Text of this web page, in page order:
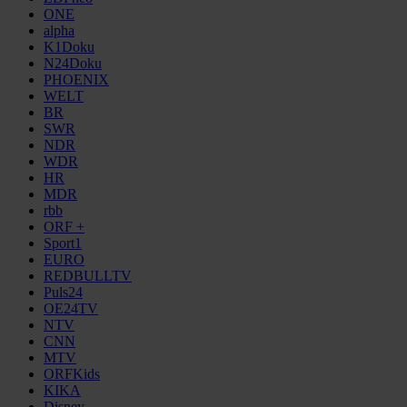
ONE
alpha
K1Doku
N24Doku
PHOENIX
WELT
BR
SWR
NDR
WDR
HR
MDR
rbb
ORF +
Sport1
EURO
REDBULLTV
Puls24
OE24TV
NTV
CNN
MTV
ORFKids
KIKA